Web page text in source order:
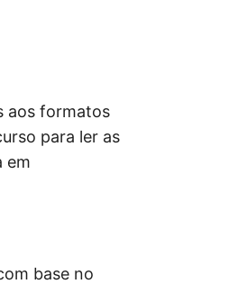
aos formatos
para ler as
em
base no